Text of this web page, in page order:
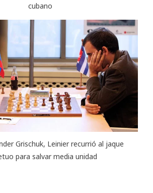
cubano
Grischuk, Leinier recurrió al jaque
para salvar media unidad